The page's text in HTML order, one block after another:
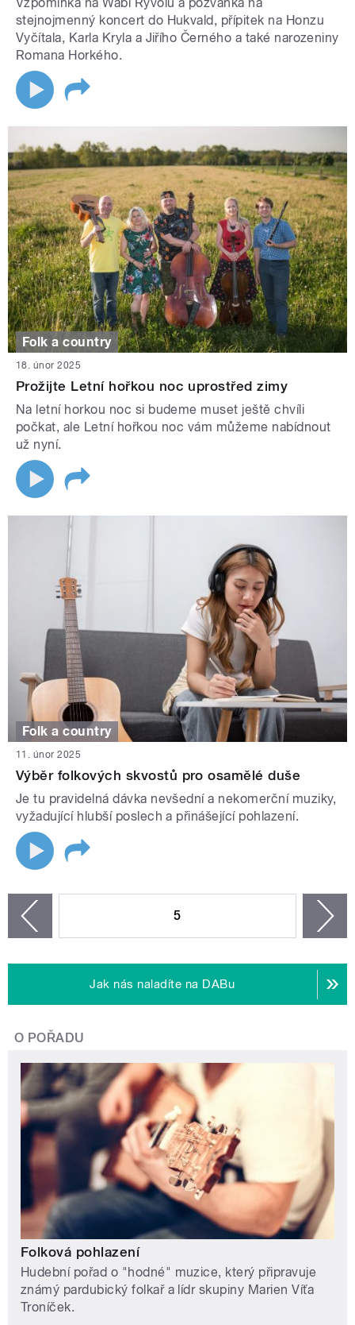
stejnojmenný koncert do Hukvald, přípitek na Honzu
Vyčítala, Karla Kryla a Jiřího Černého a také narozeniny
Romana Horkého.
Folk a country
18. únor 2025
Prožijte Letní hořkou noc uprostřed zimy
Na letní horkou noc si budeme muset ještě chvíli
počkat, ale Letní hořkou noc vám můžeme nabídnout
už nyní.
Folk a country
11. únor 2025
Výběr folkových skvostů pro osamělé duše
Je tu pravidelná dávka nevšední a nekomerční muziky,
vyžadující hlubší poslech a přinášející pohlazení.
5
Jak nás naladíte na DABu
O POŘADU
Folková pohlazení
Hudební pořad o "hodné" muzice, který připravuje
známý pardubický folkař a lídr skupiny Marien Víťa
Troníček.